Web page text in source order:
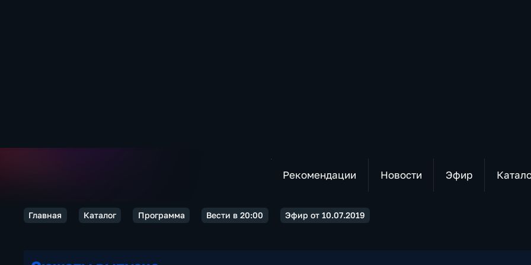
Рекомендации Новости Эфир
Главная Каталог Программа Вести в 20:00 Эфир от 10.07.2019